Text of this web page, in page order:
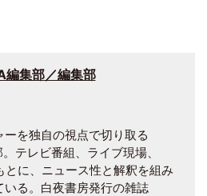
編集部／編集部
を独自の視点で切り取る
テレビ番組、ライブ現場、
とに、ニュース性と解釈を組み
る。白夜書房発行の雑誌